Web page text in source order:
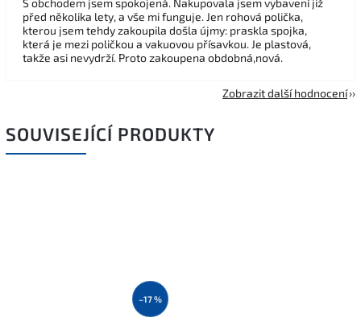
před několika lety, a vše mi funguje. Jen rohová polička,
kterou jsem tehdy zakoupila došla újmy: praskla spojka,
která je mezi poličkou a vakuovou přísavkou. Je plastová,
takže asi nevydrží. Proto zakoupena obdobná,nová.
Zobrazit další hodnocení
SOUVISEJÍCÍ PRODUKTY
–17 %